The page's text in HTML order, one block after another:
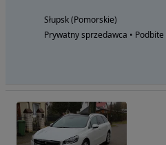
Słupsk (Pomorskie)
Prywatny sprzedawca • Podbite